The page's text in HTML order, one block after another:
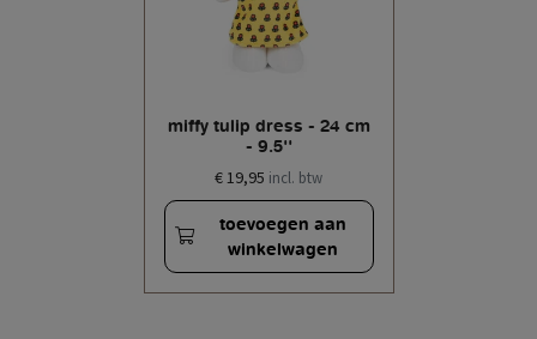
miffy tulip dress - 24 cm
- 9.5''
€ 19,95 incl. btw
toevoegen aan
winkelwagen